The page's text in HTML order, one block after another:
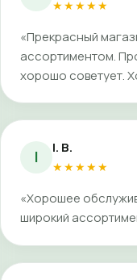
★★★★★
«Прекрасный
ассортиментом.
хорошо советует.
I I. B.
★★★★★
«Хорошее
широкий